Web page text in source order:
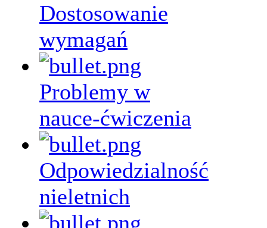
Dostosowanie
wymagań
Problemy w
nauce-ćwiczenia
Odpowiedzialność
nieletnich